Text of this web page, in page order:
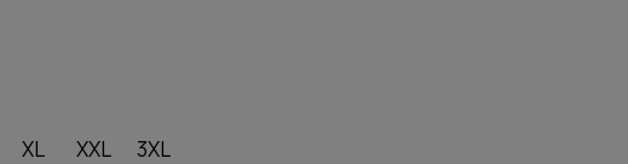
XL XXL 3XL